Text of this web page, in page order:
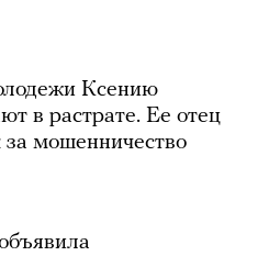
Ксению
в растрате. Ее отец
мошенничество